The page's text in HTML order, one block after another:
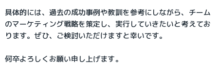
具体的には、過去の成功事例や教訓を参考にしながら、チーム
のマーケティング戦略を策定し、実行していきたいと考えてお
ります。ぜひ、ご検討いただけますと幸いです。
何卒よろしくお願い申し上げます。